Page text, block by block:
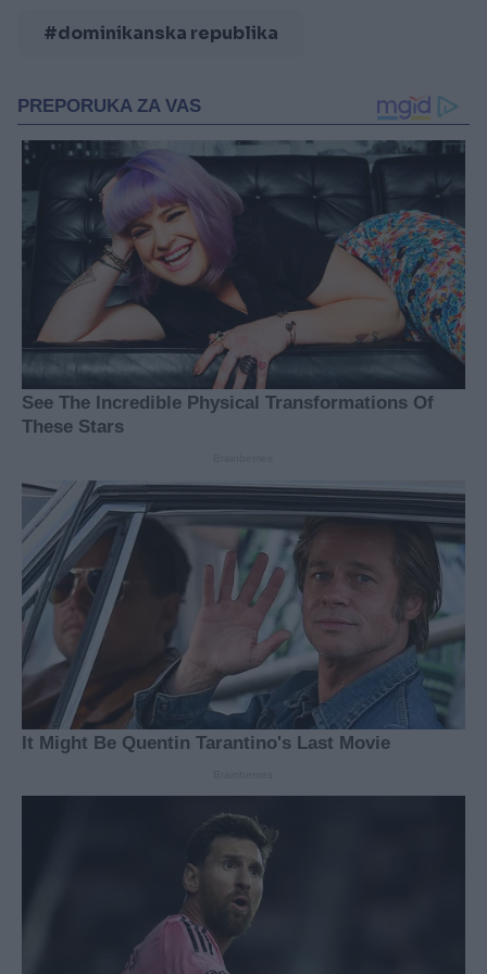
#dominikanska republika